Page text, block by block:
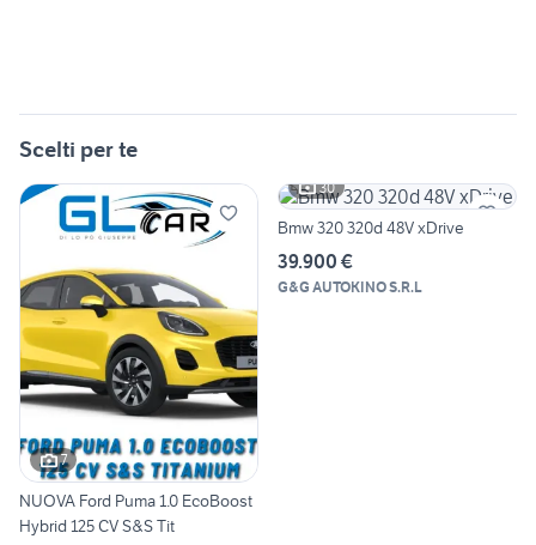
Scelti per te
7
NUOVA Ford Puma 1.0 EcoBoost
Hybrid 125 CV S&S Tit
30
Bmw 320 320d 48V xDrive
39.900 €
G&G AUTOKINO S.R.L